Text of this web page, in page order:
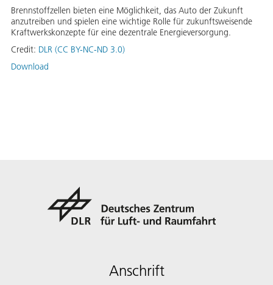
Brennstoffzellen bieten eine Möglichkeit, das Auto der Zukunft
anzutreiben und spielen eine wichtige Rolle für zukunftsweisende
Kraftwerkskonzepte für eine dezentrale Energieversorgung.
Credit: DLR (CC BY-NC-ND 3.0)
Download
Anschrift